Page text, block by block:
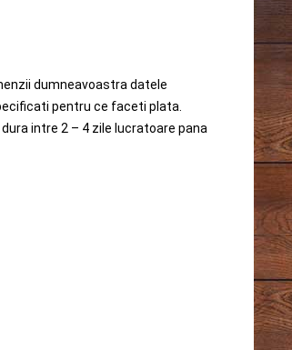
dumneavoastra datele
pentru ce faceti plata.
intre 2 – 4 zile lucratoare pana